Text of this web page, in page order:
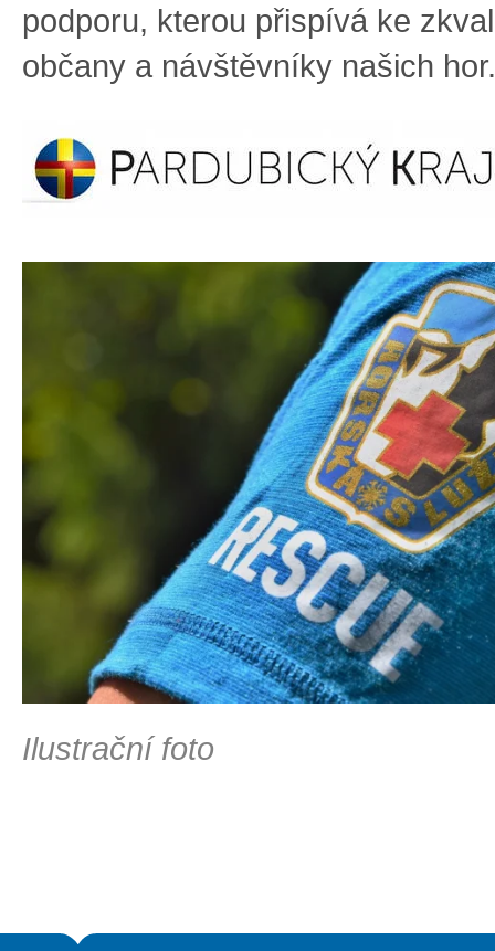
podporu, kterou přispívá ke
občany a návštěvníky našich hor.
Ilustrační foto